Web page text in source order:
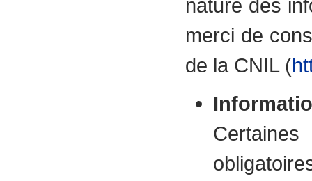
nature des
merci de
de la CNIL (